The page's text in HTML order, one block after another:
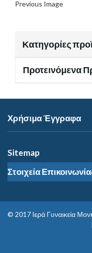
Previous Image
Κατηγορίες
Προτεινόμενα
Χρήσιμα Έγγραφα
Sitemap
Στοιχεία
© 2017 Ιερά Γυναικεία